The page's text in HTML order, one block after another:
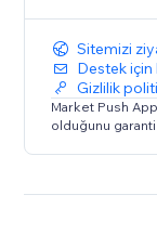
Sitemizi
Destek için
Gizlilik
Market Push
olduğunu